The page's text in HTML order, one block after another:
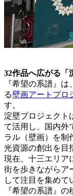
32作品へ広がる「
『希望の系譜』
る壁画アートプロ
す。
淀壁プロジェクト
て活用し、国内外
ラル（壁画）を制
光資源の創出を目
現在、十三エリア
街を歩きながらア
して注目を集めて
『希望の系譜』